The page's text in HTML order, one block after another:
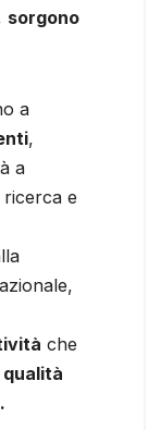
sorgono
a
,
a
e
che
qualità